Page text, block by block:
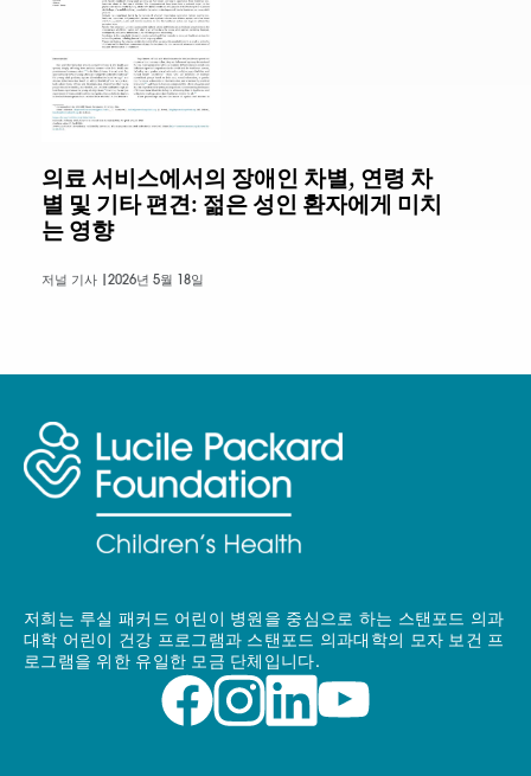
의료 서비스에서의 장애인 차별, 연령 차
별 및 기타 편견: 젊은 성인 환자에게 미치
는 영향
저널 기사 | 2026년 5월 18일
저희는 루실 패커드 어린이 병원을 중심으로 하는 스탠포드 의과
대학 어린이 건강 프로그램과 스탠포드 의과대학의 모자 보건 프
로그램을 위한 유일한 모금 단체입니다.